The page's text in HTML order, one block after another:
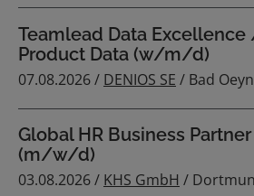
Teamlead Data Excellence
Product Data (w/m/d)
07.08.2026 / DENIOS SE / Bad
Global HR Business Partner
(m/w/d)
03.08.2026 / KHS GmbH /